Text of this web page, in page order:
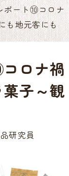
ポート⑩コロナ
も地元客にも
ロナ禍
子～観
研究員